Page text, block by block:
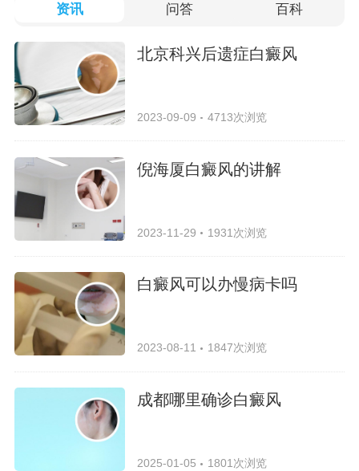
资讯 问答 百科
北京科兴后遗症白癜风
2023-09-09 4713次浏览
倪海厦白癜风的讲解
2023-11-29 1931次浏览
白癜风可以办慢病卡吗
2023-08-11 1847次浏览
成都哪里确诊白癜风
2025-01-05 1801次浏览